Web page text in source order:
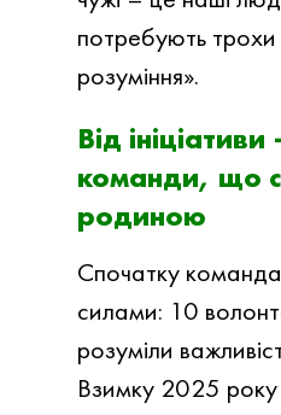
потребують трохи
розуміння».
Від
команди, що
родиною
Спочатку
силами: 10
розуміли
Взимку 2025 року